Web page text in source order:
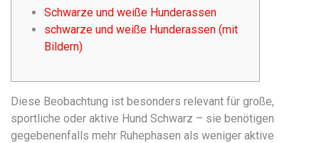
Schwarze und weiße Hunderassen
schwarze und weiße Hunderassen (mit
Bildern)
Diese Beobachtung ist besonders relevant für große,
sportliche oder aktive Hund Schwarz – sie benötigen
gegebenenfalls mehr Ruhephasen als weniger aktive